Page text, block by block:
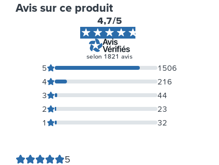
Avis sur ce produit
4,7/5
selon 1821 avis
1 32
2 23
3 44
4 216
5 1506
5